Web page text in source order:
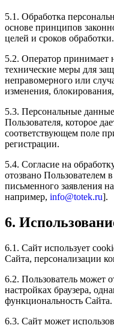
5.1. Обработка
основе принципов
целей и сроков обработки.
5.2. Оператор принимает
технические меры для
неправомерного или
изменения,
5.3. Персональные
Пользователя, которое
соответствующем поле
регистрации.
5.4. Согласие на
отозвано Пользователем
письменного заявления
например, info@totek.ru].
6.
6.1. Сайт использует
Сайта, персонализации
6.2. Пользователь может
настройках браузера,
функциональность Сайта.
6.3. Сайт может